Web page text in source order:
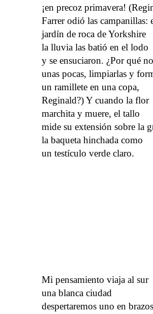
¡en precoz primavera!
Farrer odió las campanillas:
jardín de roca de Yorkshire
la lluvia las batió en el lodo
y se ensuciaron. ¿Por qué
unas pocas, limpiarlas y
un ramillete en una copa,
Reginald?) Y cuando la flor
marchita y muere, el tallo
mide su extensión sobre la
la baqueta hinchada como
un testículo verde claro.
Mi pensamiento viaja al sur
una blanca ciudad
despertaremos uno en